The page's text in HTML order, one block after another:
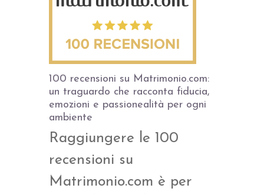
100 recensioni su Matrimonio.com:
un traguardo che racconta fiducia,
emozioni e passionealità per ogni
ambiente
Raggiungere le 100
recensioni su
Matrimonio.com è per